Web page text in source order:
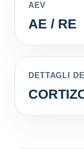
AEV
AE / RE
DETTAGLI